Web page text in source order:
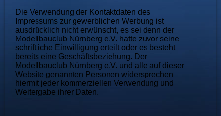
Die Verwendung der Kontaktdaten des
Impressums zur gewerblichen Werbung ist
ausdrücklich nicht erwünscht, es sei denn der
Modellbauclub Nürnberg e.V. hatte zuvor seine
schriftliche Einwilligung erteilt oder es besteht
bereits eine Geschäftsbeziehung. Der
Modellbauclub Nürnberg e.V. und alle auf dieser
Website genannten Personen widersprechen
hiermit jeder kommerziellen Verwendung und
Weitergabe ihrer Daten.